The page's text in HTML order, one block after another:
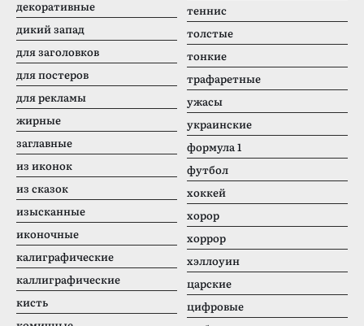
декоративные
дикий запад
для заголовков
для постеров
для рекламы
жирные
заглавные
из иконок
из сказок
изысканные
иконочные
калиграфические
каллиграфические
кисть
теннис
толстые
тонкие
трафаретные
ужасы
украинские
формула 1
футбол
хоккей
хорор
хоррор
хэллоуин
царские
цифровые